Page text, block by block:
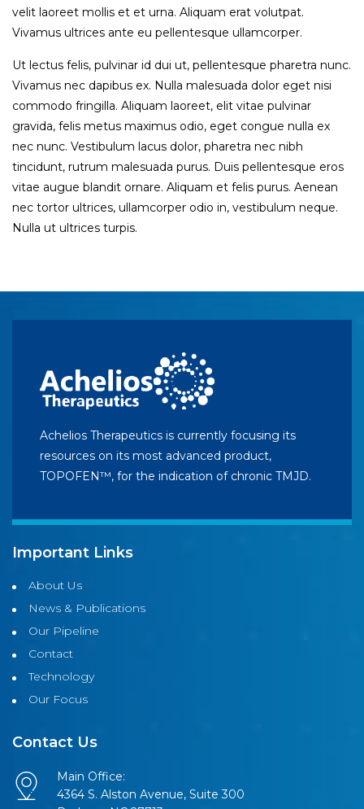
velit laoreet mollis et et urna. Aliquam erat volutpat.
Vivamus ultrices ante eu pellentesque ullamcorper.
Ut lectus felis, pulvinar id dui ut, pellentesque pharetra nunc.
Vivamus nec dapibus ex. Nulla malesuada dolor eget nisi
commodo fringilla. Aliquam laoreet, elit vitae pulvinar
gravida, felis metus maximus odio, eget congue nulla ex
nec nunc. Vestibulum lacus dolor, pharetra nec nibh
tincidunt, rutrum malesuada purus. Duis pellentesque eros
vitae augue blandit ornare. Aliquam et felis purus. Aenean
nec tortor ultrices, ullamcorper odio in, vestibulum neque.
Nulla ut ultrices turpis.
Achelios Therapeutics is currently focusing its
resources on its most advanced product,
TOPOFEN™, for the indication of chronic TMJD.
Important Links
About Us
News & Publications
Our Pipeline
Contact
Technology
Our Focus
Contact Us
Main Office:
4364 S. Alston Avenue, Suite 300